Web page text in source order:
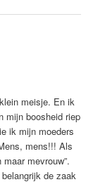
meisje. En ik
mijn boosheid riep
ik mijn moeders
mens!!! Als
mevrouw”.
de zaak